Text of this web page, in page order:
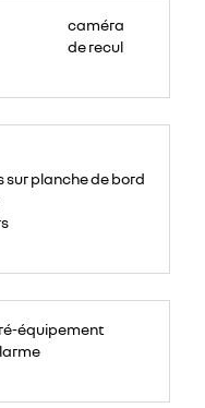
planche de bord
caméra
de recul
équipement